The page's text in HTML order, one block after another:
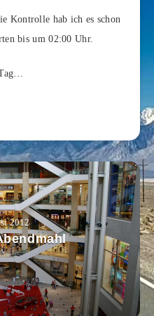
Kontrolle hab ich es schon
bis um 02:00 Uhr.
2012